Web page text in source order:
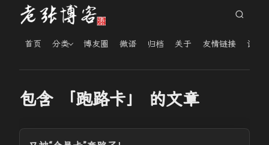
首页 分类 博友圈 微语 归档 关于 友情链接 读者
包含 「跑路卡」 的文章